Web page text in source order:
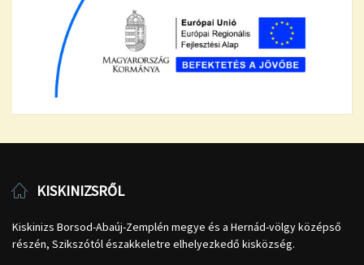
KISKINIZSRŐL
Kiskinizs Borsod-Abaúj-Zemplén megye és a Hernád-völgy középső
részén, Szikszótól északkeletre elhelyezkedő kisközség.